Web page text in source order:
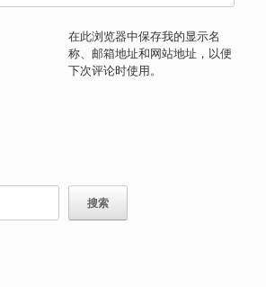
在此浏览器中保存我的显示名
称、邮箱地址和网站地址，以便
下次评论时使用。
搜索